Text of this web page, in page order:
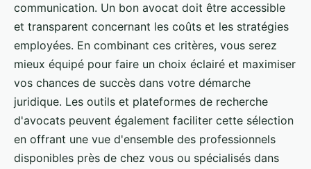
communication. Un bon avocat doit être accessible
et transparent concernant les coûts et les stratégies
employées. En combinant ces critères, vous serez
mieux équipé pour faire un choix éclairé et maximiser
vos chances de succès dans votre démarche
juridique. Les outils et plateformes de recherche
d'avocats peuvent également faciliter cette sélection
en offrant une vue d'ensemble des professionnels
disponibles près de chez vous ou spécialisés dans